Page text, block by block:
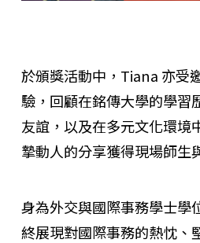
於頒獎活動中，Tiana 亦受
驗，回顧在銘傳大學的學習
友誼，以及在多元文化環境
摯動人的分享獲得現場師生
身為外交與國際事務學士學
終展現對國際事務的熱忱、